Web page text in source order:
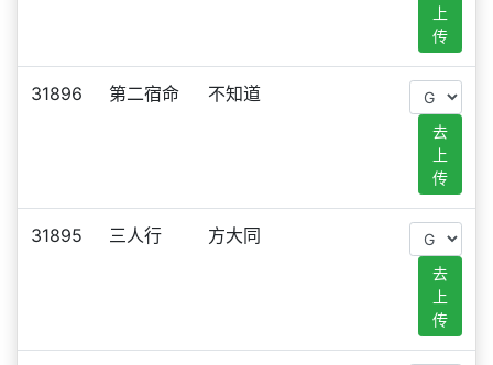
上
传
31896 第二宿命 不知道
去
上
传
31895 三人行 方大同
去
上
传